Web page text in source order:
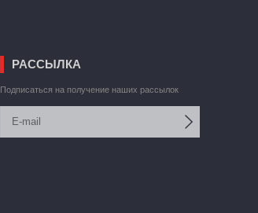
РАССЫЛКА
Подписаться на получение наших рассылок